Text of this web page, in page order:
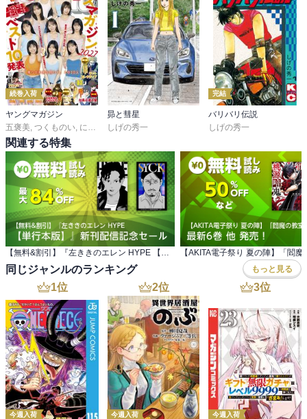
続巻入荷
ヤングマガジン
五褒美, つくものい, にゃんにゃんファクトリー 雁木万里 ,ずり騎士
昴と彗星
しげの秀一
完結
バリバリ伝説
しげの秀一
関連する特集
【無料&割引】『左ききのエレン HYPE 【単行本版】』新刊配信記念セール
同じジャンルのランキング もっと見る
1位
今週入荷
2位
今週入荷
3位
今週入荷